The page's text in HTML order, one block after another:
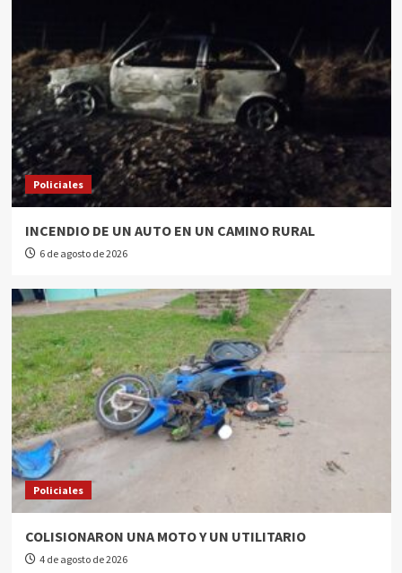
Policiales
INCENDIO DE UN AUTO EN UN CAMINO RURAL
6 de agosto de 2026
Policiales
COLISIONARON UNA MOTO Y UN UTILITARIO
4 de agosto de 2026